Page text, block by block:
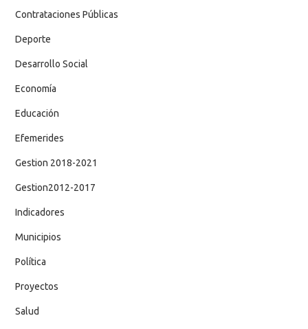
Contrataciones Públicas
Deporte
Desarrollo Social
Economía
Educación
Efemerides
Gestion 2018-2021
Gestion2012-2017
Indicadores
Municipios
Política
Proyectos
Salud